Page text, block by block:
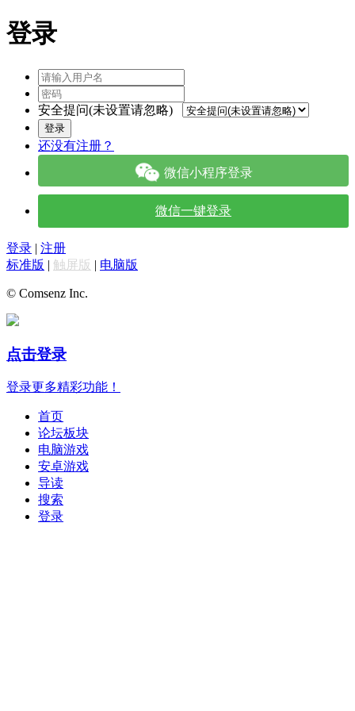
登录
安全提问(未设置请忽略)
登录
还没有注册？
微信小程序登录
微信一键登录
登录 | 注册
标准版 | 触屏版 | 电脑版
© Comsenz Inc.
点击登录
登录更多精彩功能！
首页
论坛板块
电脑游戏
安卓游戏
导读
搜索
登录